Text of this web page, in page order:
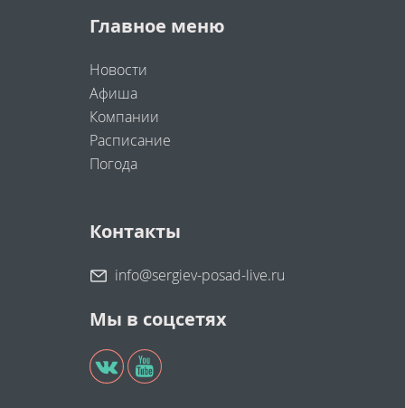
Главное меню
Новости
Афиша
Компании
Расписание
Погода
Контакты
info@sergiev-posad-live.ru
Мы в соцсетях